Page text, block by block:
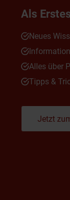
Als
Neues
Alles über
Tipps &
Jetzt